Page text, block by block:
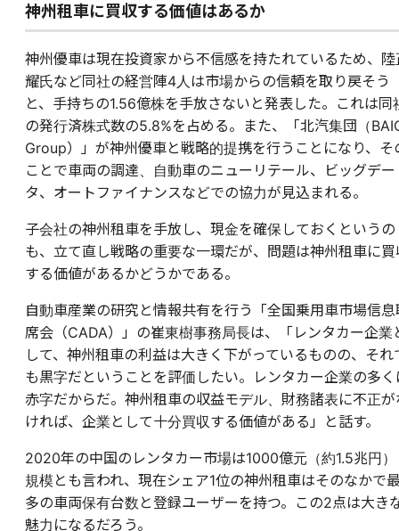
神州租車に買収する価値はあるか
神州優車は現在投資家から不信感を持たれているため、陸
耀氏など同社の経営陣4人は市場からの信頼を取り戻そう
と、手持ちの1.56億株を手放さないと発表した。これは同
の発行済株式数の5.8%を占める。また、「北汽集団（
Group）」が神州優車と戦略的提携を行うことになり、そ
ことで車両の調達、自動車のニューリテール、ビッグデー
タ、オートファイナンスなどでの協力が見込まれる。
子会社の神州租車を手放し、現金を確保しておくというの
も、立て直し戦略の重要な一環だが、問題は神州租車に買
する価値があるかどうかである。
自動車産業の研究と情報共有を行う「全国乗用車市場信息
席会（CADA）」の崔東樹事務局長は、「レンタカー企業
して、神州租車の利益は大きく下がっているものの、それ
も黒字だということを評価したい。レンタカー企業の多く
赤字だからだ。神州租車の収益モデル、財務諸表に不正が
ければ、企業として十分買収する価値がある」と話す。
2020年の中国のレンタカー市場は1000億元（約1.5兆円）
規模とも言われ、現在シェア1位の神州租車はそのなかで
多の車両保有台数と登録ユーザーを持つ。この2点は大き
魅力になるだろう。